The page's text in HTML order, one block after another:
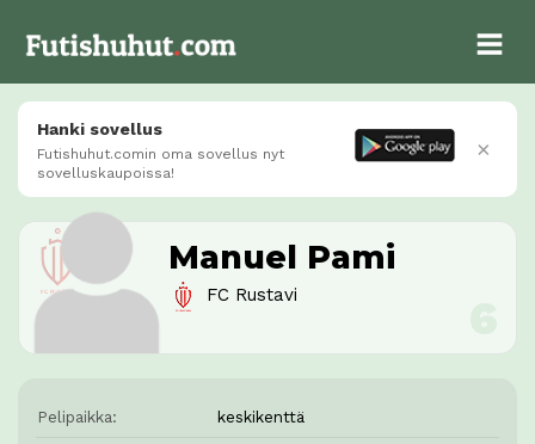
Hanki sovellus
Futishuhut.comin oma sovellus nyt
sovelluskaupoissa!
×
Manuel Pami
FC Rustavi
Pelipaikka: keskikenttä